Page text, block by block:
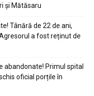
și Mătăsaru
Tânără de 22 de ani,
a fost reținut de
abandonate! Primul spital
oficial porțile în